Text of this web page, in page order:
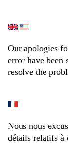
Our apologies
error have been
resolve the
Nous nous
détails relatifs à